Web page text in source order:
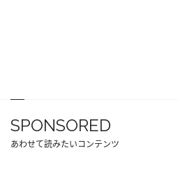
SPONSORED
あわせて読みたいコンテンツ